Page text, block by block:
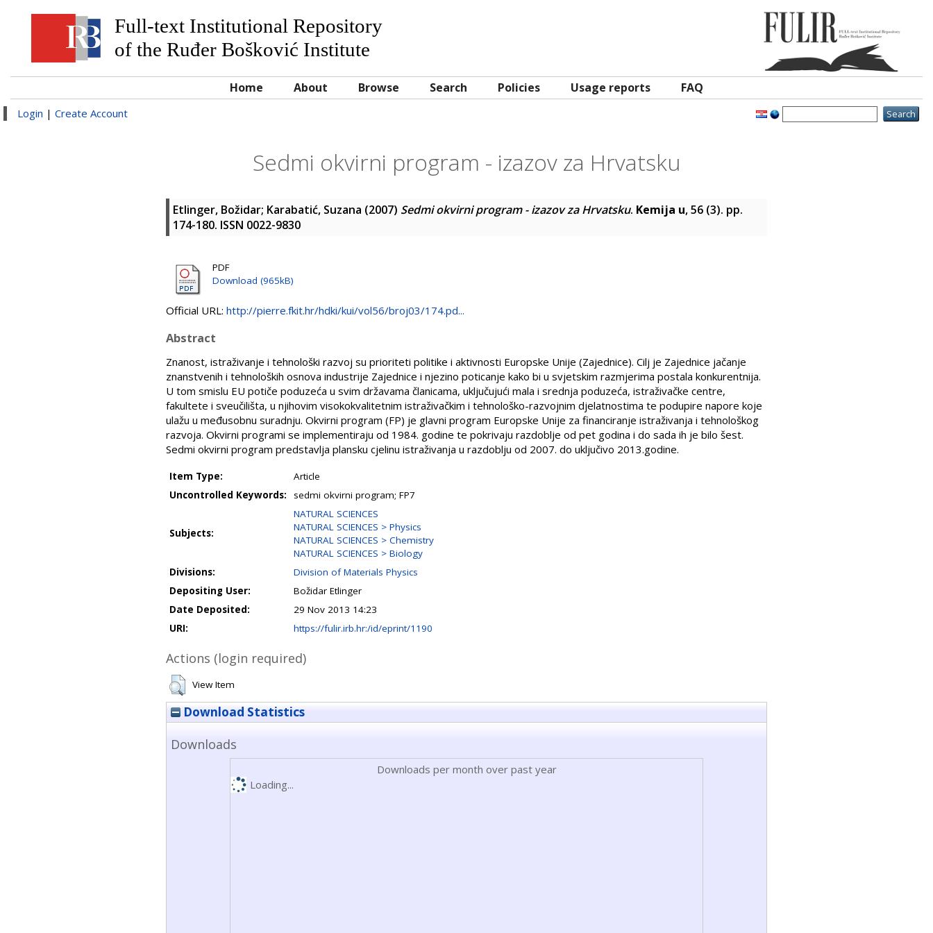
Full-text Institutional Repository
of the Ruđer Bošković Institute
Home About Browse Search Policies Usage reports FAQ
Login | Create Account
Sedmi okvirni program - izazov za Hrvatsku
Etlinger, Božidar; Karabatić, Suzana (2007) Sedmi okvirni program - izazov za Hrvatsku. Kemija u, 56 (3). pp.
174-180. ISSN 0022-9830
PDF
Download (965kB)
Official URL: http://pierre.fkit.hr/hdki/kui/vol56/broj03/174.pd...
Abstract
Znanost, istraživanje i tehnološki razvoj su prioriteti politike i aktivnosti Europske Unije (Zajednice). Cilj je Zajednice jačanje
znanstvenih i tehnoloških osnova industrije Zajednice i njezino poticanje kako bi u svjetskim razmjerima postala konkurentnija.
U tom smislu EU potiče poduzeća u svim državama članicama, uključujući mala i srednja poduzeća, istraživačke centre,
fakultete i sveučilišta, u njihovim visokokvalitetnim istraživačkim i tehnološko-razvojnim djelatnostima te podupire napore koje
ulažu u međusobnu suradnju. Okvirni program (FP) je glavni program Europske Unije za financiranje istraživanja i tehnološkog
razvoja. Okvirni programi se implementiraju od 1984. godine te pokrivaju razdoblje od pet godina i do sada ih je bilo šest.
Sedmi okvirni program predstavlja plansku cjelinu istraživanja u razdoblju od 2007. do uključivo 2013.godine.
Item Type:
Article
Uncontrolled Keywords:
sedmi okvirni program; FP7
Subjects:
NATURAL SCIENCES
NATURAL SCIENCES > Physics
NATURAL SCIENCES > Chemistry
NATURAL SCIENCES > Biology
Divisions:
Division of Materials Physics
Depositing User:
Božidar Etlinger
Date Deposited:
29 Nov 2013 14:23
URI:
https://fulir.irb.hr:/id/eprint/1190
Actions (login required)
View Item
Download Statistics
Downloads
Downloads per month over past year
Loading...